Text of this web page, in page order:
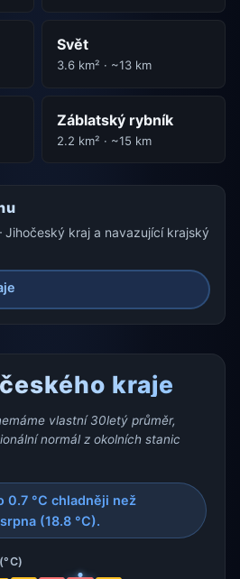
Svět
3.6 km² · ~13 km
Záblatský rybník
2.2 km² · ~15 km
kraj a navazující krajský
kraje
vlastní 30letý průměr,
normál z okolních stanic
0.7 °C chladněji než
(18.8 °C).